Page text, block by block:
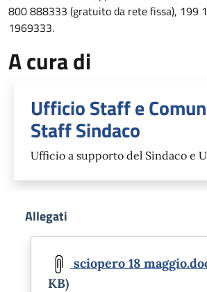
800 888333 (gratuito da rete fissa), 199
1969333.
A cura di
Ufficio Staff e
Staff Sindaco
Ufficio a supporto del Sindaco e
Allegati
sciopero 18
KB)